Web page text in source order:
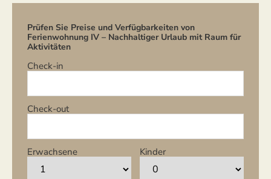
Prüfen Sie Preise und Verfügbarkeiten von
Ferienwohnung IV – Nachhaltiger Urlaub mit Raum für
Aktivitäten
Check-in
Check-out
Erwachsene Kinder